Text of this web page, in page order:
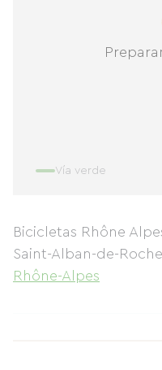
Vía verde
Bicicletas Rhône
Saint-Alban-de-Roche
Rhône-Alpes